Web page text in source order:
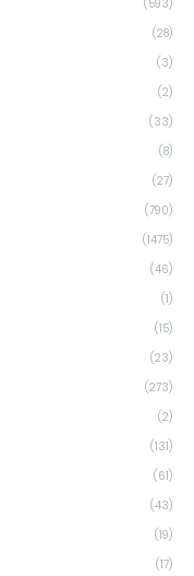
(593)
(28)
(3)
(2)
(33)
(8)
(27)
(790)
(1475)
(46)
(1)
(15)
(23)
(273)
(2)
(131)
(61)
(43)
(19)
(17)